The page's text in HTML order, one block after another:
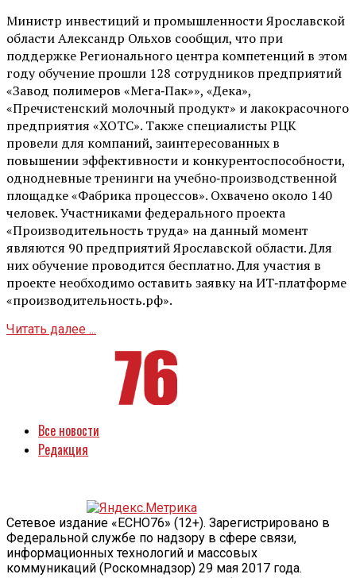
Министр инвестиций и промышленности Ярославской
области Александр Ольхов сообщил, что при
поддержке Регионального центра компетенций в этом
году обучение прошли 128 сотрудников предприятий
«Завод полимеров «Мега‑Пак»», «Дека»,
«Пречистенский молочный продукт» и лакокрасочного
предприятия «ХОТС». Также специалисты РЦК
провели для компаний, заинтересованных в
повышении эффективности и конкурентоспособности,
однодневные тренинги на учебно‑производственной
площадке «Фабрика процессов». Охвачено около 140
человек. Участниками федерального проекта
«Производительность труда» на данный момент
являются 90 предприятий Ярославской области. Для
них обучение проводится бесплатно. Для участия в
проекте необходимо оставить заявку на ИТ‑платформе
«производительность.рф».
Читать далее ...
Все новости
Редакция
Сетевое издание «ECHO76» (12+). Зарегистрировано в
Федеральной службе по надзору в сфере связи,
информационных технологий и массовых
коммуникаций (Роскомнадзор) 29 мая 2017 года.